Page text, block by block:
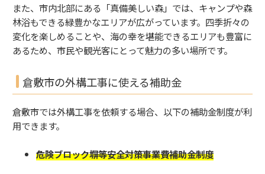
また、市内北部にある「真備美しい森」では、キャンプや森
林浴もできる緑豊かなエリアが広がっています。四季折々の
変化を楽しめることや、海の幸を堪能できるエリアも豊富に
あるため、市民や観光客にとって魅力の多い場所です。
倉敷市の外構工事に使える補助金
倉敷市では外構工事を依頼する場合、以下の補助金制度が利
用できます。
危険ブロック塀等安全対策事業費補助金制度